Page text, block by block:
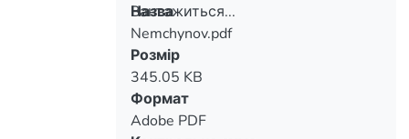
Вантажиться...
Вантажиться...
Назва
Nemchynov.pdf
Розмір
345.05 KB
Формат
Adobe PDF